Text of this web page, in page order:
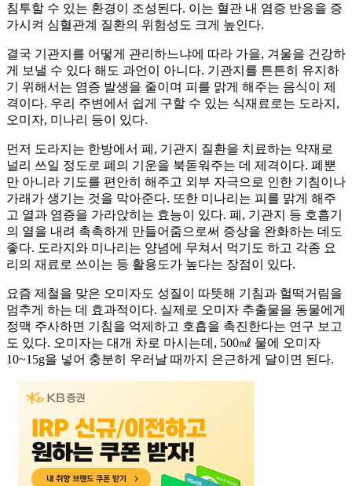
침투할 수 있는 환경이 조성된다. 이는 혈관 내 염증 반응을 증
가시켜 심혈관계 질환의 위험성도 크게 높인다.
결국 기관지를 어떻게 관리하느냐에 따라 가을, 겨울을 건강하
게 보낼 수 있다 해도 과언이 아니다. 기관지를 튼튼히 유지하
기 위해서는 염증 발생을 줄이며 피를 맑게 해주는 음식이 제
격이다. 우리 주변에서 쉽게 구할 수 있는 식재료로는 도라지,
오미자, 미나리 등이 있다.
먼저 도라지는 한방에서 폐, 기관지 질환을 치료하는 약재로
널리 쓰일 정도로 폐의 기운을 북돋워주는 데 제격이다. 폐뿐
만 아니라 기도를 편안히 해주고 외부 자극으로 인한 기침이나
가래가 생기는 것을 막아준다. 또한 미나리는 피를 맑게 해주
고 열과 염증을 가라앉히는 효능이 있다. 폐, 기관지 등 호흡기
의 열을 내려 촉촉하게 만들어줌으로써 증상을 완화하는 데도
좋다. 도라지와 미나리는 양념에 무쳐서 먹기도 하고 각종 요
리의 재료로 쓰이는 등 활용도가 높다는 장점이 있다.
요즘 제철을 맞은 오미자도 성질이 따뜻해 기침과 헐떡거림을
멈추게 하는 데 효과적이다. 실제로 오미자 추출물을 동물에게
정맥 주사하면 기침을 억제하고 호흡을 촉진한다는 연구 보고
도 있다. 오미자는 대개 차로 마시는데, 500㎖ 물에 오미자
10~15g을 넣어 충분히 우러날 때까지 은근하게 달이면 된다.